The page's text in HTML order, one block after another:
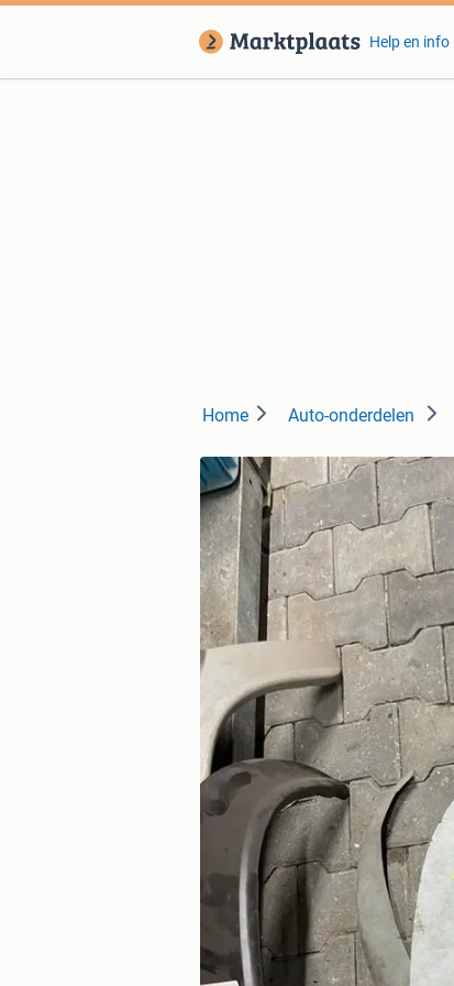
Help en info
Home Auto-onderdelen